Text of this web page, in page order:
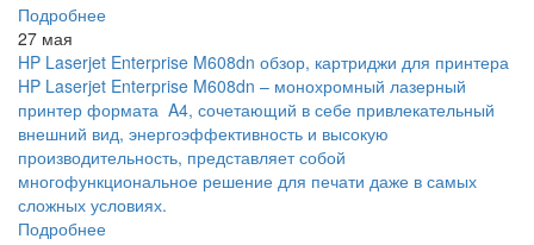
Подробнее
27 мая
HP Laserjet Enterprise M608dn обзор, картриджи для принтера
HP Laserjet Enterprise M608dn – монохромный лазерный
принтер формата A4, сочетающий в себе привлекательный
внешний вид, энергоэффективность и высокую
производительность, представляет собой
многофункциональное решение для печати даже в самых
сложных условиях.
Подробнее